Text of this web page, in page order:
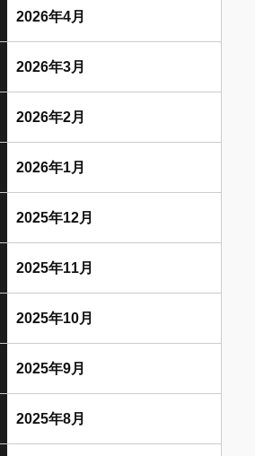
2026年4月
2026年3月
2026年2月
2026年1月
2025年12月
2025年11月
2025年10月
2025年9月
2025年8月